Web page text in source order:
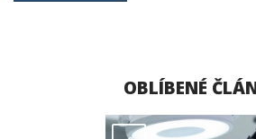
OBLÍBENÉ